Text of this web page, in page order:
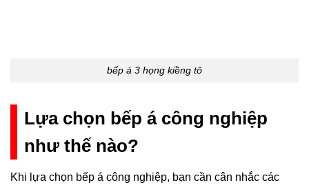
bếp á 3 họng kiềng tô
Lựa chọn bếp á công nghiệp
như thế nào?
Khi lựa chọn bếp á công nghiệp, bạn cần cân nhắc các